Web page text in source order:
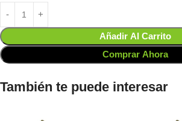
Añadir Al Carrito
Comprar Ahora
También te puede interesar